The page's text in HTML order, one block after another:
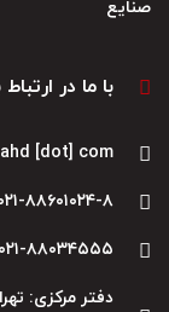
صنایع
با ما در
[dot] com
۰۲۱-۸۸۶۰۱۰۲۴-
۰۲۱-۸۸۰۳۴۵۵۵
دفتر مرکزی: